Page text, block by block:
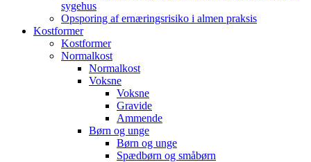
sygehus
Opsporing af ernæringsrisiko i almen praksis
Kostformer
Kostformer
Normalkost
Normalkost
Voksne
Voksne
Gravide
Ammende
Børn og unge
Børn og unge
Spædbørn og småbørn